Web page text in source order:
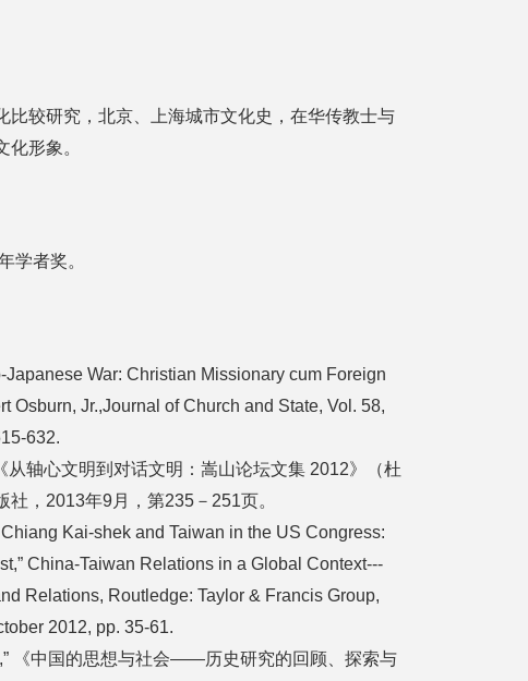
比较研究，北京、上海城市文化史，在华传教士与
形象。
学者奖。
Japanese War: Christian Missionary cum Foreign
Osburn, Jr.,Journal of Church and State, Vol. 58,
632.
从轴心文明到对话文明：嵩山论坛文集 2012》（杜
，2013年9月，第235－251页。
Kai-shek and Taiwan in the US Congress:
China-Taiwan Relations in a Global Context---
Relations, Routledge: Taylor & Francis Group,
2012, pp. 35-61.
《中国的思想与社会——历史研究的回顾、探索与